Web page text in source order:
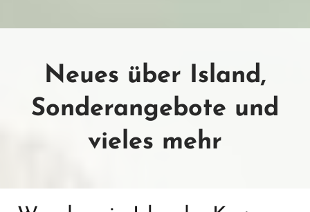
Neues über Island,
Sonderangebote und
vieles mehr